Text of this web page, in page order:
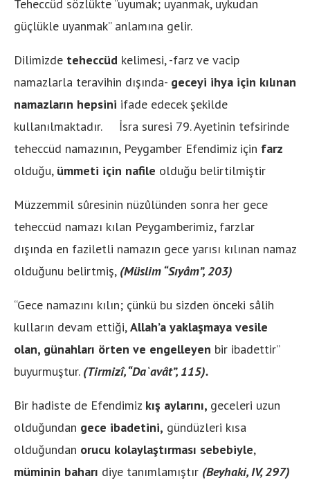
Teheccüd sözlükte “uyumak; uyanmak, uykudan
güçlükle uyanmak” anlamına gelir.
Dilimizde teheccüd kelimesi, -farz ve vacip
namazlarla teravihin dışında- geceyi ihya için kılınan
namazların hepsini ifade edecek şekilde
kullanılmaktadır. İsra suresi 79. Ayetinin tefsirinde
teheccüd namazının, Peygamber Efendimiz için farz
olduğu, ümmeti için nafile olduğu belirtilmiştir
Müzzemmil sûresinin nüzûlünden sonra her gece
teheccüd namazı kılan Peygamberimiz, farzlar
dışında en faziletli namazın gece yarısı kılınan namaz
olduğunu belirtmiş, (Müslim “Sıyâm”, 203)
“Gece namazını kılın; çünkü bu sizden önceki sâlih
kulların devam ettiği,Allah’a yaklaşmaya vesile
olan, günahları örten ve engelleyen bir ibadettir”
buyurmuştur. (Tirmizî, “Daʿavât”, 115).
Bir hadiste de Efendimiz kış aylarını, geceleri uzun
olduğundan gece ibadetini, gündüzleri kısa
olduğundan orucu kolaylaştırması sebebiyle,
müminin baharı diye tanımlamıştır (Beyhaki, IV, 297)